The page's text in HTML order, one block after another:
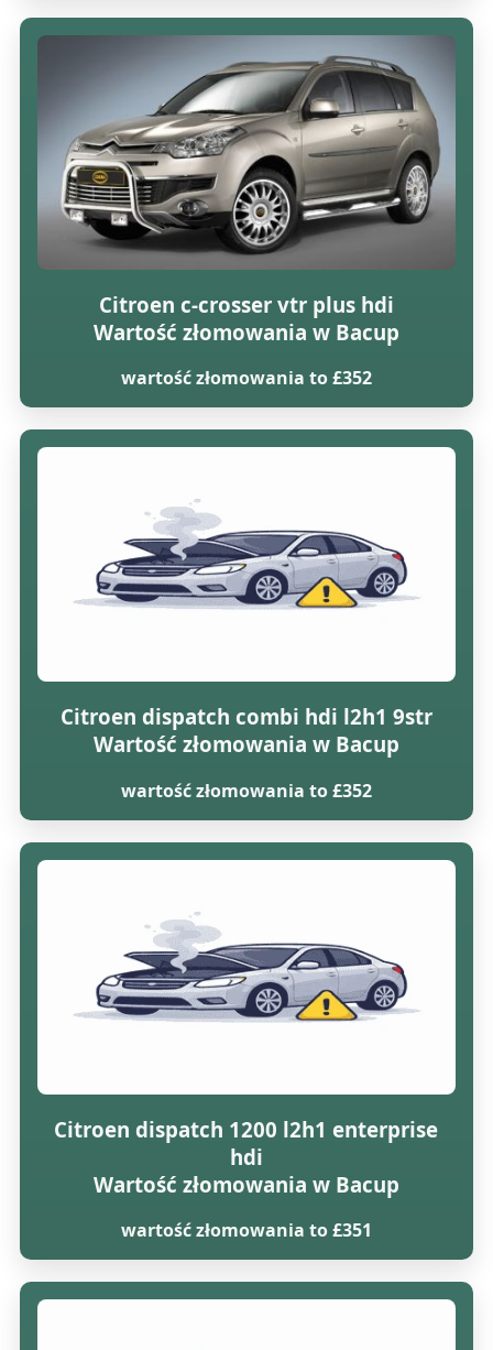
Citroen c-crosser vtr plus hdi
Wartość złomowania w Bacup
wartość złomowania to £352
Citroen dispatch combi hdi l2h1 9str
Wartość złomowania w Bacup
wartość złomowania to £352
Citroen dispatch 1200 l2h1 enterprise
hdi
Wartość złomowania w Bacup
wartość złomowania to £351